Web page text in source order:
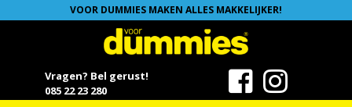
VOOR DUMMIES MAKEN ALLES MAKKELIJKER!
Vragen? Bel gerust!
085 22 23 280